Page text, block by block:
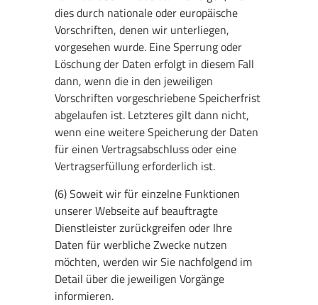
dies durch nationale oder europäische
Vorschriften, denen wir unterliegen,
vorgesehen wurde. Eine Sperrung oder
Löschung der Daten erfolgt in diesem Fall
dann, wenn die in den jeweiligen
Vorschriften vorgeschriebene Speicherfrist
abgelaufen ist. Letzteres gilt dann nicht,
wenn eine weitere Speicherung der Daten
für einen Vertragsabschluss oder eine
Vertragserfüllung erforderlich ist.
(6) Soweit wir für einzelne Funktionen
unserer Webseite auf beauftragte
Dienstleister zurückgreifen oder Ihre
Daten für werbliche Zwecke nutzen
möchten, werden wir Sie nachfolgend im
Detail über die jeweiligen Vorgänge
informieren.